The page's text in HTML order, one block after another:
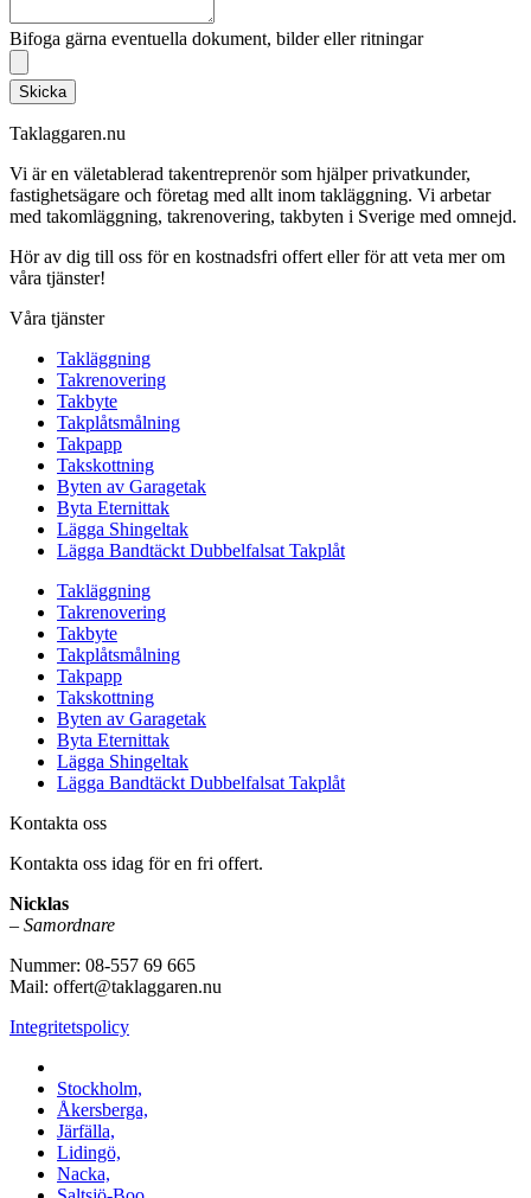
Bifoga gärna eventuella dokument, bilder eller ritningar
Skicka
Taklaggaren.nu
Vi är en väletablerad takentreprenör som hjälper privatkunder,
fastighetsägare och företag med allt inom takläggning. Vi arbetar
med takomläggning, takrenovering, takbyten i Sverige med omnejd.
Hör av dig till oss för en kostnadsfri offert eller för att veta mer om
våra tjänster!
Våra tjänster
Takläggning
Takrenovering
Takbyte
Takplåtsmålning
Takpapp
Takskottning
Byten av Garagetak
Byta Eternittak
Lägga Shingeltak
Lägga Bandtäckt Dubbelfalsat Takplåt
Takläggning
Takrenovering
Takbyte
Takplåtsmålning
Takpapp
Takskottning
Byten av Garagetak
Byta Eternittak
Lägga Shingeltak
Lägga Bandtäckt Dubbelfalsat Takplåt
Kontakta oss
Kontakta oss idag för en fri offert.
Nicklas
– Samordnare
Nummer: 08-557 69 665
Mail: offert@taklaggaren.nu
Integritetspolicy
Stockholm,
Åkersberga,
Järfälla,
Lidingö,
Nacka,